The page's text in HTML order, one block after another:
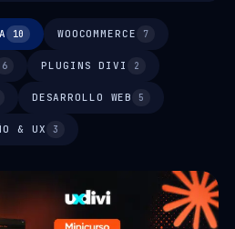
10 WOOCOMMERCE 7
6 PLUGINS DIVI 2
DESARROLLO WEB 5
& UX 3